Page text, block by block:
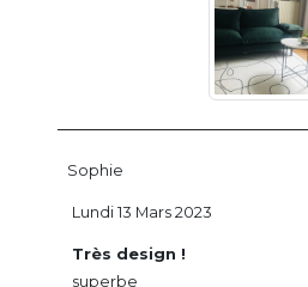
Sophie
Très design !
superbe
Lundi 13 Mars 2023